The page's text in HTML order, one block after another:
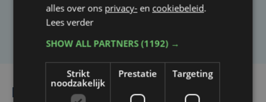
Laat het ons weten
alles over ons privacy- en cookiebeleid.
Lees verder
SHOW ALL PARTNERS(1192) →
Strikt
noodzakelijk
Prestatie Targeting